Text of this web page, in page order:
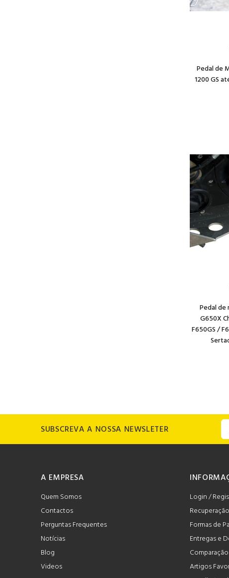
Pedal de
1200 GS
Pedal de
G650X
F650GS /
SUBSCREVA A NOSSA NEWSLETER
A EMPRESA
Quem Somos
Contactos
Perguntas Frequentes
Notícias
Blog
Videos
Login /
Formas de
Entregas e
Artigos